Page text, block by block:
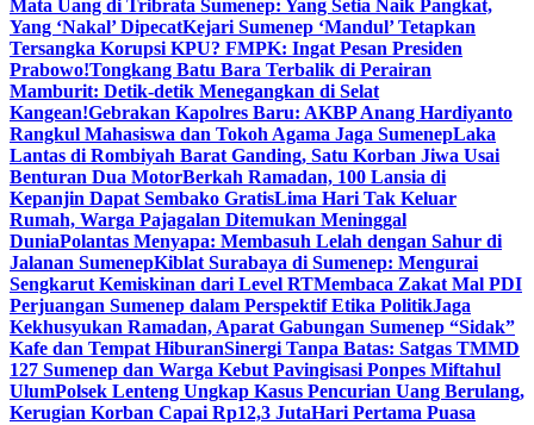
Mata Uang di Tribrata Sumenep: Yang Setia Naik Pangkat,
Yang ‘Nakal’ DipecatKejari Sumenep ‘Mandul’ Tetapkan
Tersangka Korupsi KPU? FMPK: Ingat Pesan Presiden
Prabowo!Tongkang Batu Bara Terbalik di Perairan
Mamburit: Detik-detik Menegangkan di Selat
Kangean!Gebrakan Kapolres Baru: AKBP Anang Hardiyanto
Rangkul Mahasiswa dan Tokoh Agama Jaga SumenepLaka
Lantas di Rombiyah Barat Ganding, Satu Korban Jiwa Usai
Benturan Dua MotorBerkah Ramadan, 100 Lansia di
Kepanjin Dapat Sembako GratisLima Hari Tak Keluar
Rumah, Warga Pajagalan Ditemukan Meninggal
DuniaPolantas Menyapa: Membasuh Lelah dengan Sahur di
Jalanan SumenepKiblat Surabaya di Sumenep: Mengurai
Sengkarut Kemiskinan dari Level RTMembaca Zakat Mal PDI
Perjuangan Sumenep dalam Perspektif Etika PolitikJaga
Kekhusyukan Ramadan, Aparat Gabungan Sumenep “Sidak”
Kafe dan Tempat HiburanSinergi Tanpa Batas: Satgas TMMD
127 Sumenep dan Warga Kebut Pavingisasi Ponpes Miftahul
UlumPolsek Lenteng Ungkap Kasus Pencurian Uang Berulang,
Kerugian Korban Capai Rp12,3 JutaHari Pertama Puasa